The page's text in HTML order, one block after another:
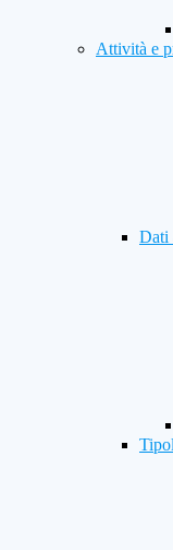
Attività e
Dati